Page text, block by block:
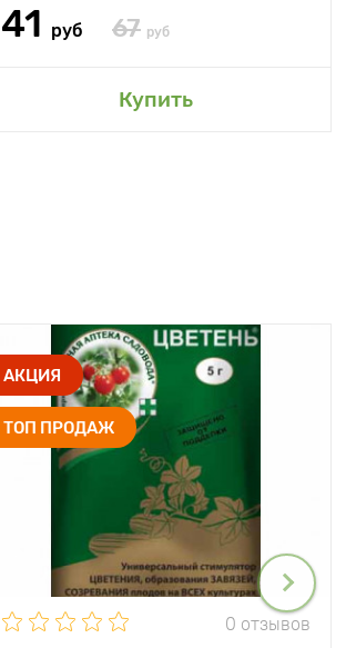
41 руб 67 руб
Купить
АКЦИЯ
ТОП ПРОДАЖ
0 отзывов